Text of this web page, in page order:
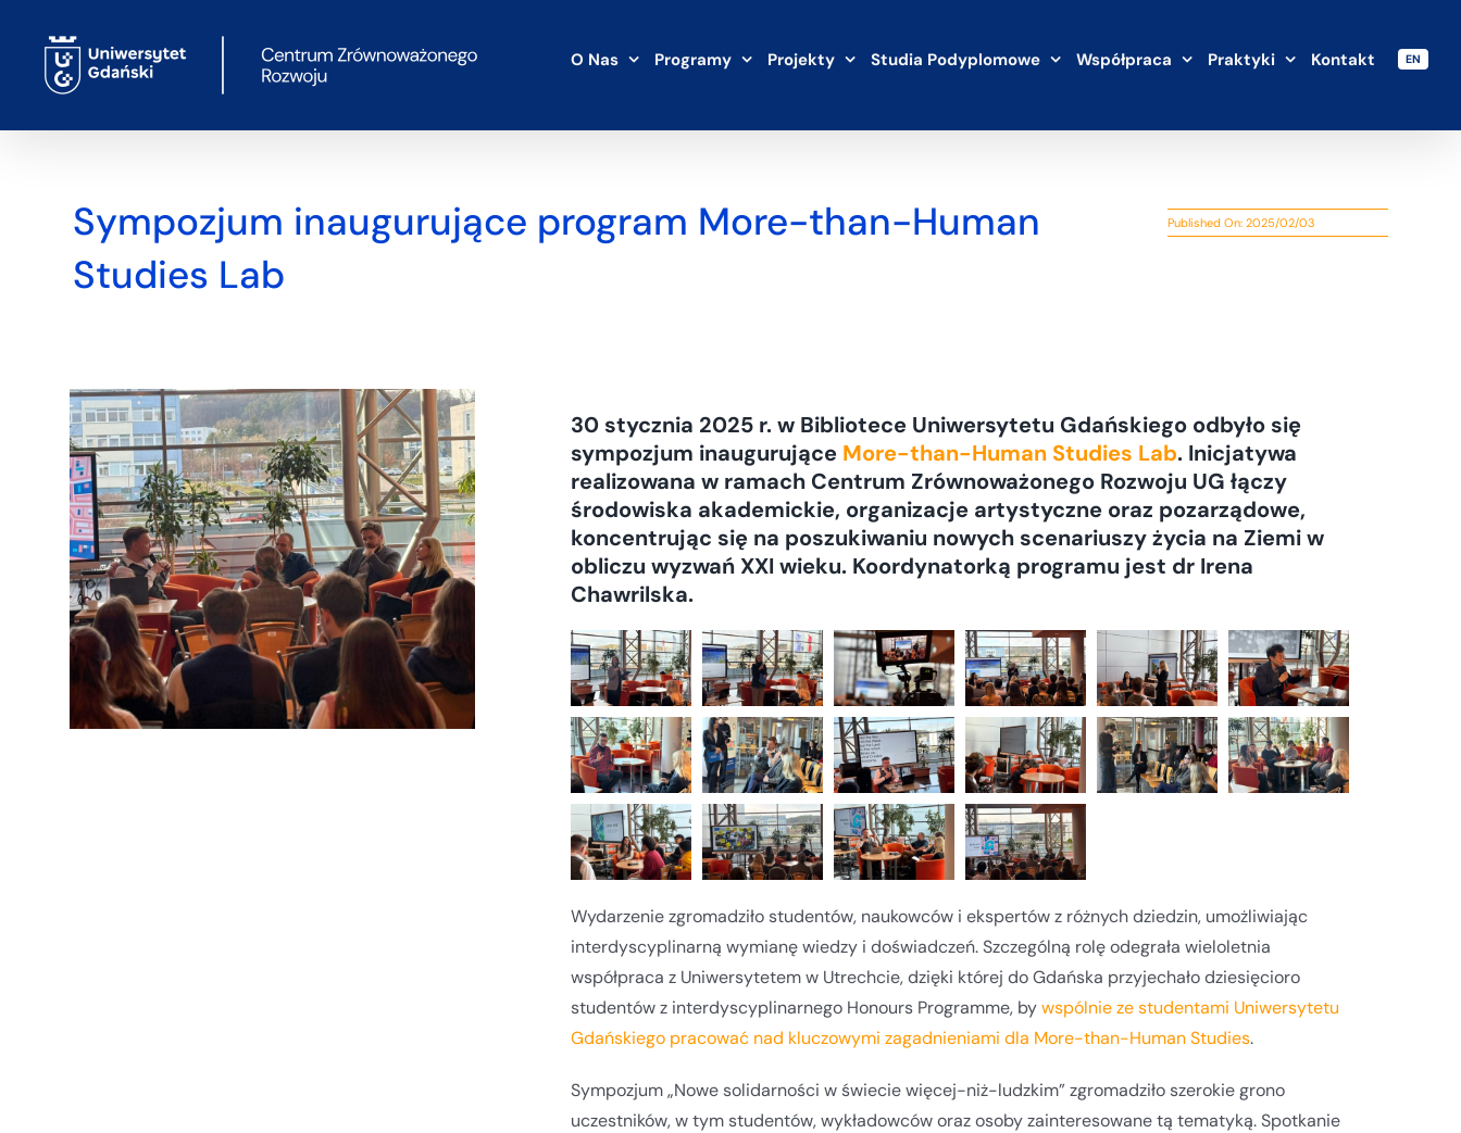
zawartości
O Nas Programy Projekty Studia Podyplomowe Współpraca Praktyki Kontakt EN
Sympozjum inaugurujące program More-than-Human
Studies Lab
Published On: 2025/02/03
30 stycznia 2025 r. w Bibliotece Uniwersytetu Gdańskiego odbyło się
sympozjum inaugurujące More-than-Human Studies Lab. Inicjatywa
realizowana w ramach Centrum Zrównoważonego Rozwoju UG łączy
środowiska akademickie, organizacje artystyczne oraz pozarządowe,
koncentrując się na poszukiwaniu nowych scenariuszy życia na Ziemi w
obliczu wyzwań XXI wieku. Koordynatorką programu jest dr Irena
Chawrilska.
Wydarzenie zgromadziło studentów, naukowców i ekspertów z różnych dziedzin, umożliwiając
interdyscyplinarną wymianę wiedzy i doświadczeń. Szczególną rolę odegrała wieloletnia
współpraca z Uniwersytetem w Utrechcie, dzięki której do Gdańska przyjechało dziesięcioro
studentów z interdyscyplinarnego Honours Programme, bywspólnie ze studentami Uniwersytetu
Gdańskiego pracować nad kluczowymi zagadnieniami dla More-than-Human Studies.
Sympozjum „Nowe solidarności w świecie więcej-niż-ludzkim” zgromadziło szerokie grono
uczestników, w tym studentów, wykładowców oraz osoby zainteresowane tą tematyką. Spotkanie